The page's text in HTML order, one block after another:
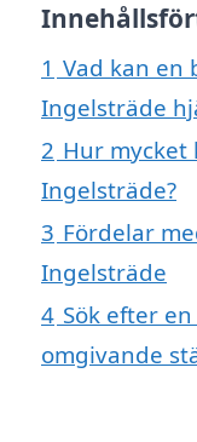
1 Vad kan en
Ingelsträde
2 Hur mycket
Ingelsträde?
3 Fördelar
Ingelsträde
4 Sök efter
omgivande